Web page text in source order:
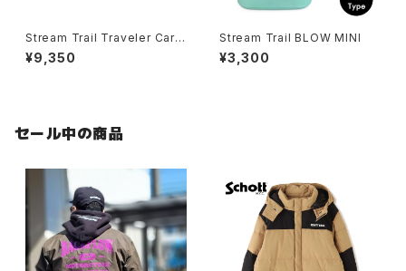
Stream Trail Traveler Carg
o Bag Grande(トラベラーカー
ゴバッググランデ)
¥9,350
Stream Trail BLOW MINI
¥3,300
セール中の商品